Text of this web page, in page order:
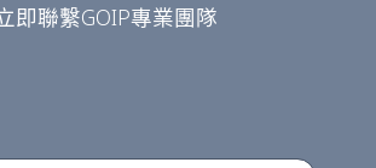
即聯繫GOIP專業團隊